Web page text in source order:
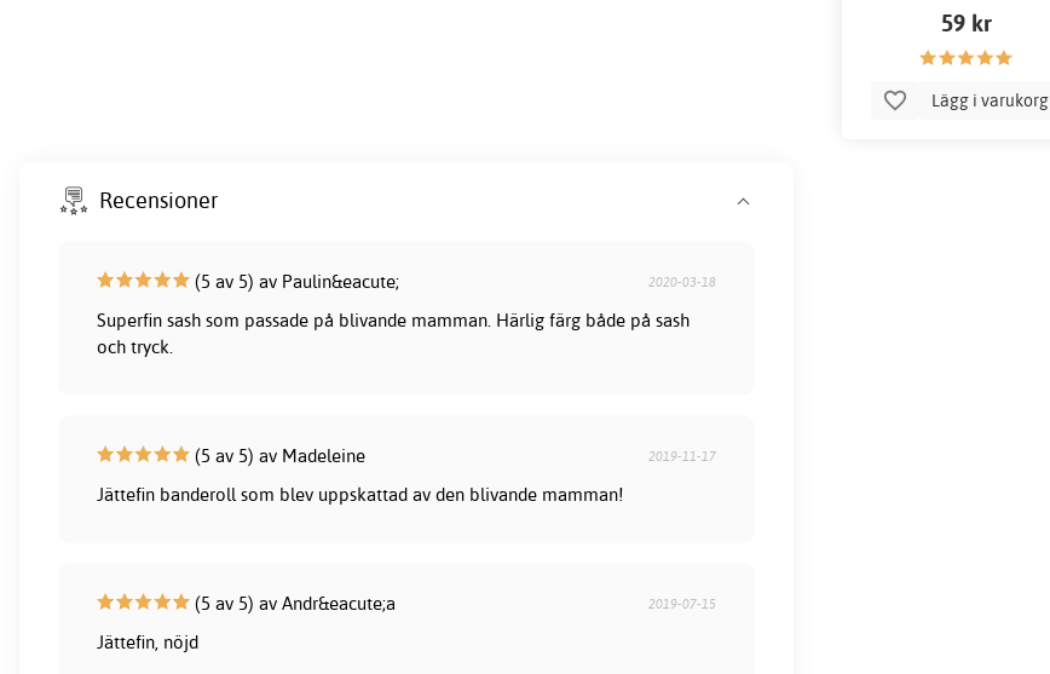
Twinkle"
59 kr
Lägg i varukorg
Recensioner
(5 av 5) av Paulin&eacute; 2020-03-18
Superfin sash som passade på blivande mamman. Härlig färg både på sash
och tryck.
(5 av 5) av Madeleine 2019-11-17
Jättefin banderoll som blev uppskattad av den blivande mamman!
(5 av 5) av Andr&eacute;a 2019-07-15
Jättefin, nöjd